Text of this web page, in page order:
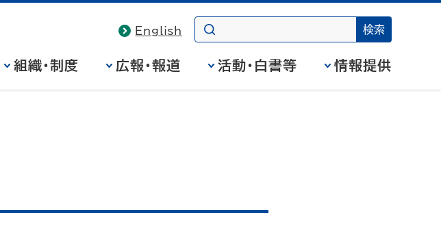
English
組織・制度 広報・報道 活動・白書等 情報提供